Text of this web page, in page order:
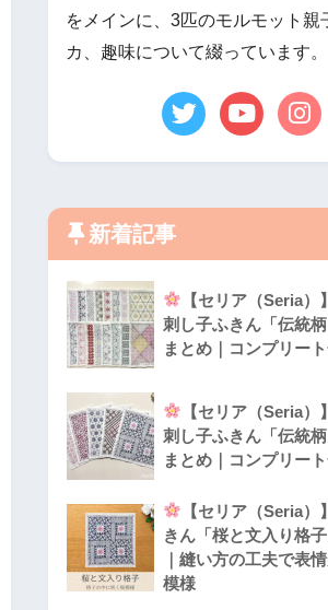
をメインに、3匹のモルモット親
カ、趣味について綴っています。
新着記事
【セリア（Seria）
刺し子ふきん「伝統
まとめ｜コンプリー
【セリア（Seria）
刺し子ふきん「伝統
まとめ｜コンプリー
【セリア（Seria）
きん「桜と文入り格
｜縫い方の工夫で表
模様